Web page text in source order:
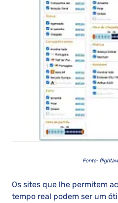
Fonte:
Os sites que lhe permitem
tempo real podem ser um